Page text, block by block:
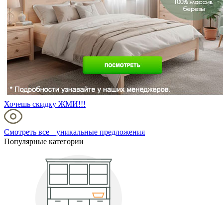
Хочешь скидку ЖМИ!!!
Смотреть все уникальные предложения
Популярные категории